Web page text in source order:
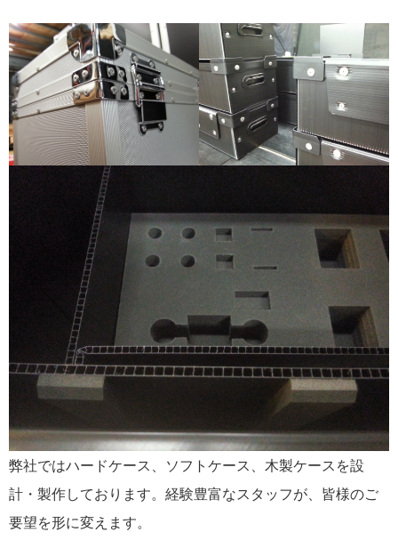
規格商品
弊社ではハードケース、ソフトケース、木製ケースを設
計・製作しております。経験豊富なスタッフが、皆様のご
要望を形に変えます。